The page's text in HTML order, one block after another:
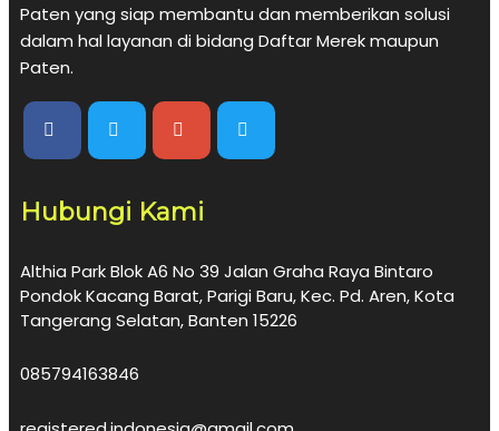
Paten yang siap membantu dan memberikan solusi
dalam hal layanan di bidang Daftar Merek maupun
Paten.
Hubungi Kami
Althia Park Blok A6 No 39 Jalan Graha Raya Bintaro
Pondok Kacang Barat, Parigi Baru, Kec. Pd. Aren, Kota
Tangerang Selatan, Banten 15226
085794163846